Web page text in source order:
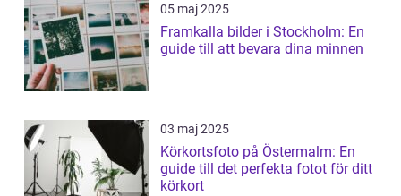
05 maj 2025
Framkalla bilder i Stockholm: En
guide till att bevara dina minnen
03 maj 2025
Körkortsfoto på Östermalm: En
guide till det perfekta fotot för ditt
körkort